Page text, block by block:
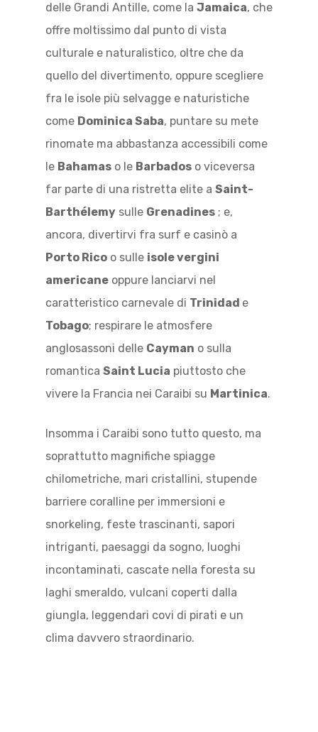
delle Grandi Antille, come la Jamaica, che
offre moltissimo dal punto di vista
culturale e naturalistico, oltre che da
quello del divertimento, oppure scegliere
fra le isole più selvagge e naturistiche
come Dominica Saba, puntare su mete
rinomate ma abbastanza accessibili come
le Bahamas o le Barbados o viceversa
far parte di una ristretta elite a Saint-
Barthélemy sulle Grenadines ; e,
ancora, divertirvi fra surf e casinò a
Porto Rico o sulle isole vergini
americane oppure lanciarvi nel
caratteristico carnevale di Trinidad e
Tobago; respirare le atmosfere
anglosassoni delle Cayman o sulla
romantica Saint Lucia piuttosto che
vivere la Francia nei Caraibi su Martinica.
Insomma i Caraibi sono tutto questo, ma
soprattutto magnifiche spiagge
chilometriche, mari cristallini, stupende
barriere coralline per immersioni e
snorkeling, feste trascinanti, sapori
intriganti, paesaggi da sogno, luoghi
incontaminati, cascate nella foresta su
laghi smeraldo, vulcani coperti dalla
giungla, leggendari covi di pirati e un
clima davvero straordinario.